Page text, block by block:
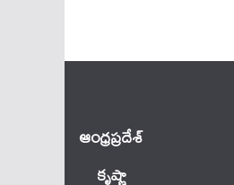
ఆంధ్ర‌ప్ర‌దేశ్
కృష్ణా